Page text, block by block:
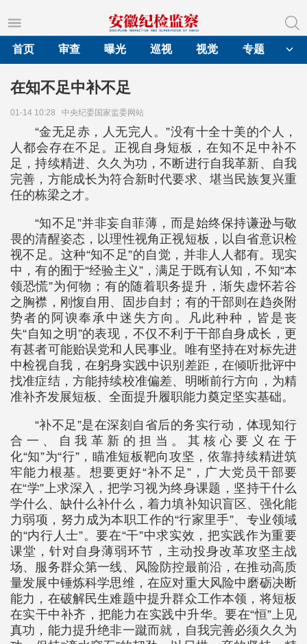
首页
审查 曝光 巡视 视觉 专题
在知不足中补不足
01-14 10:28 中央纪委国家监委网站
“金无足赤，人无完人。”没有十全十美的个人，
人都会存在不足。正视自身短板，在知不足中补不
足，持续精进、久久为功，不断进行自我革新、自我
完善，方能成长为符合新时代要求、堪当民族复兴重
任的栋梁之才。
“知不足”并非妄自菲薄，而是始终保持谦逊与敬
畏的清醒姿态，以理性视角正视短板，以自省意识检
视不足。这种“知不足”的自觉，并非人人都有。现实
中，有的囿于“经验主义”，满足于既有认知，不知“本
领恐慌”为何物；有的随着职务提升，渐失虚怀若谷
之胸襟，刚愎自用、固步自封；有的干部则在趋炎附
势者的阿谀奉承中迷失方向。凡此种种，皆是丧
失“自知之明”的表现，不仅不利于干部自身成长，更
有甚者可能贻误党和人民事业。唯有坚持在对标先进
中检视自我，在躬身实践中识别差距，在倾听批评中
找准症结，方能持续校准偏差、明晰前行方向，为精
准补齐发展短板、全面提升履职能力奠定坚实基础。
“补不足”是在深刻自省后的务实行动，体现知行
合一、自我革新的担当。其核心要义在于
化“知”为“行”，瞄准短板靶向攻坚，依靠持续精进筑
牢能力根基。想要更好“补不足”，广大党员干部要
在“学”上求深入，把学习视为终身课题，坚持干什么
学什么、缺什么补什么，着力填补知识盲区、强化能
力弱项，努力成为本职工作的“行家里手”、专业领域
的“内行人士”。要在“干”中求实效，把实践作为重要
课堂，针对自身薄弱环节，主动投身改革攻坚主战
场、服务群众第一线、风险防控最前沿，在推动高质
量发展中锤炼科学思维，在应对重大风险中磨砺决断
能力，在破解民生难题中提升群众工作本领，将短板
在实干中补齐，把能力在实践中升华。要在“恒”上见
真功，能力提升绝非一蹴而就，自我完善必须久久为